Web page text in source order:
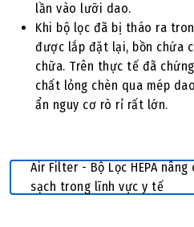
lần vào lưỡi dao.
Khi bộ lọc đã bị tháo ra
được lắp đặt lại, bồn chứa
chữa. Trên thực tế đã
chất lỏng chèn qua mép
ẩn nguy cơ rò rỉ rất lớn.
Air Filter - Bộ Lọc HEPA
sạch trong lĩnh vực y tế